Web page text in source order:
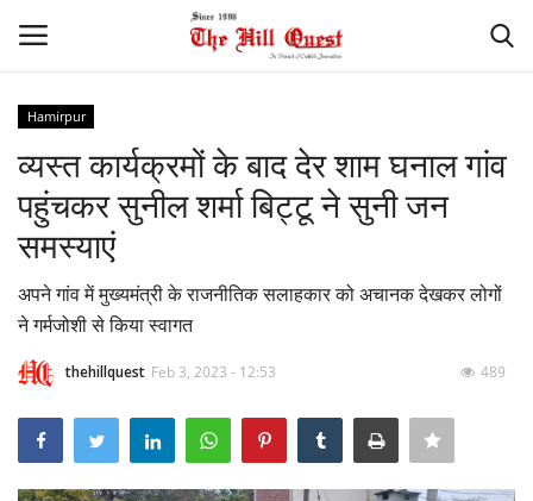
Home
National
Himachal
Sports
Hamirpur
व्यस्त कार्यक्रमों के बाद देर शाम घनाल गांव
पहुंचकर सुनील शर्मा बिट्टू ने सुनी जन
समस्याएं
अपने गांव में मुख्यमंत्री के राजनीतिक सलाहकार को अचानक देखकर लोगों
ने गर्मजोशी से किया स्वागत
thehillquest Feb 3, 2023 - 12:53 489